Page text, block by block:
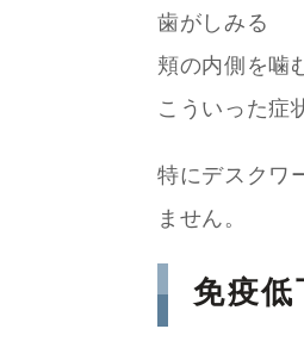
歯がしみる
頬の内側を噛
こういった症
特にデスクワ
ません。
免疫